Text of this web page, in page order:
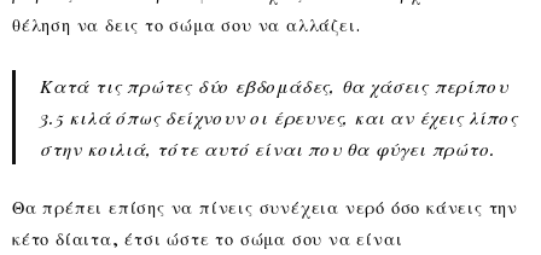
θέληση να δεις το σώμα σου να αλλάζει.
Κατά τις πρώτες δύο εβδομάδες, θα χάσεις περίπου
3.5 κιλά όπως δείχνουν οι έρευνες, και αν έχεις λίπος
στην κοιλιά, τότε αυτό είναι που θα φύγει πρώτο.
Θα πρέπει επίσης να πίνεις συνέχεια νερό όσο κάνεις την
κέτο δίαιτα, έτσι ώστε το σώμα σου να είναι